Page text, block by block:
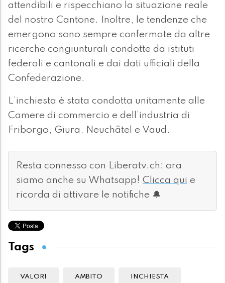
attendibili e rispecchiano la situazione reale
del nostro Cantone. Inoltre, le tendenze che
emergono sono sempre confermate da altre
ricerche congiunturali condotte da istituti
federali e cantonali e dai dati ufficiali della
Confederazione.
L’inchiesta è stata condotta unitamente alle
Camere di commercio e dell’industria di
Friborgo, Giura, Neuchâtel e Vaud.
Resta connesso con Liberatv.ch: ora
siamo anche su Whatsapp! Clicca qui e
ricorda di attivare le notifiche 🔔
Tags
VALORI AMBITO INCHIESTA